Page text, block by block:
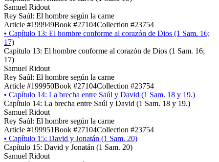
Samuel Ridout
Rey Saúl: El hombre según la carne
Article #199949Book #27104Collection #23754
• Capítulo 13: El hombre conforme al corazón de Dios (1 Sam. 16;
17)
Capítulo 13: El hombre conforme al corazón de Dios (1 Sam. 16;
17)
Samuel Ridout
Rey Saúl: El hombre según la carne
Article #199950Book #27104Collection #23754
• Capítulo 14: La brecha entre Saúl y David (1 Sam. 18 y 19.)
Capítulo 14: La brecha entre Saúl y David (1 Sam. 18 y 19.)
Samuel Ridout
Rey Saúl: El hombre según la carne
Article #199951Book #27104Collection #23754
• Capítulo 15: David y Jonatán (1 Sam. 20)
Capítulo 15: David y Jonatán (1 Sam. 20)
Samuel Ridout